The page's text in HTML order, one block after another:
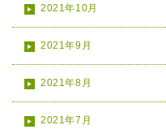
2021年10月
2021年9月
2021年8月
2021年7月